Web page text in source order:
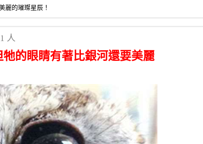
麗的璀璨星辰！
人
的眼睛有著比銀河還要美麗